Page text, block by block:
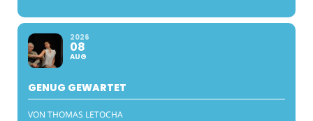
2026
08
AUG
GENUG GEWARTET
VON THOMAS LETOCHA